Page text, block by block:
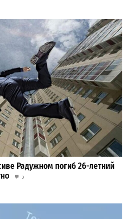
Радужном погиб 26-летний
3